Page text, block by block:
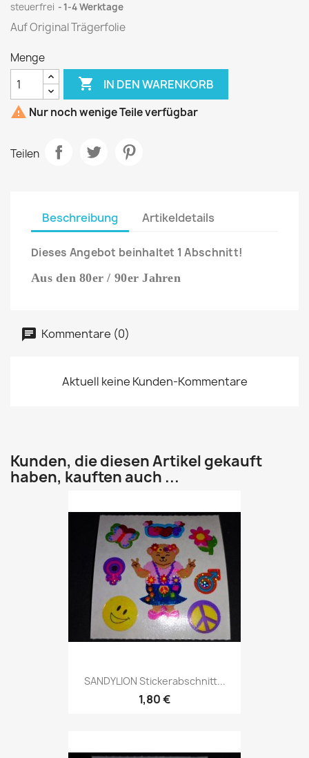
steuerfrei
1-4 Werktage
Auf Original Trägerfolie
Menge
 IN DEN WARENKORB
 Nur noch wenige Teile verfügbar
Teilen
Beschreibung Artikeldetails
Dieses Angebot beinhaltet 1 Abschnitt!
Aus den 80er / 90er Jahren
Kommentare (0)
Aktuell keine Kunden-Kommentare
Kunden, die diesen Artikel gekauft
haben, kauften auch ...
SANDYLION Stickerabschnitt...
1,80 €